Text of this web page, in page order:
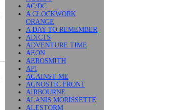
AC/DC
A CLOCKWORK
ORANGE
A DAY TO REMEMBER
ADICTS
ADVENTURE TIME
AEON
AEROSMITH
AFI
AGAINST ME
AGNOSTIC FRONT
AIRBOURNE
ALANIS MORISSETTE
ALESTORM